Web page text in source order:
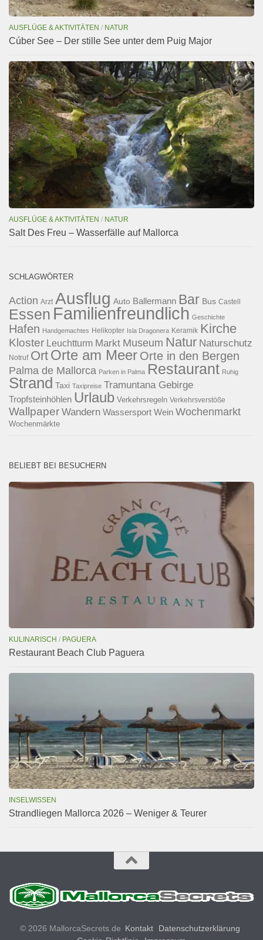
AUSFLÜGE & AKTIVITÄTEN / NATUR
Cúber See – Der stille See unter dem Puig Major
AUSFLÜGE & AKTIVITÄTEN / NATUR
Salt Des Freu – Wasserfälle auf Mallorca
SCHLAGWÖRTER
Action Arzt Ausflug Auto Ballermann Bar Bus Castell
Essen Familienfreundlich Geschichte
Hafen Handgemachtes Helikopter Isla Dragonera Keramik Kirche
Kloster Leuchtturm Markt Museum Natur Naturschutz
Notruf Ort Orte am Meer Orte in den Bergen
Palma de Mallorca Parken in Palma Restaurant Ruhig
Strand Taxi Taxipreise Tramuntana Gebirge
Tropfsteinhöhlen Urlaub Verkehrsregeln Verkehrsverstöße
Wallpaper Wandern Wassersport Wein Wochenmarkt
Wochenmärkte
BELIEBT BEI BESUCHERN
KULINARISCH / PAGUERA
Restaurant Beach Club Paguera
INSELWISSEN
Strandliegen Mallorca 2026 – Weniger & Teurer
© 2026 MallorcaSecrets.de Kontakt
Datenschutzerklärung